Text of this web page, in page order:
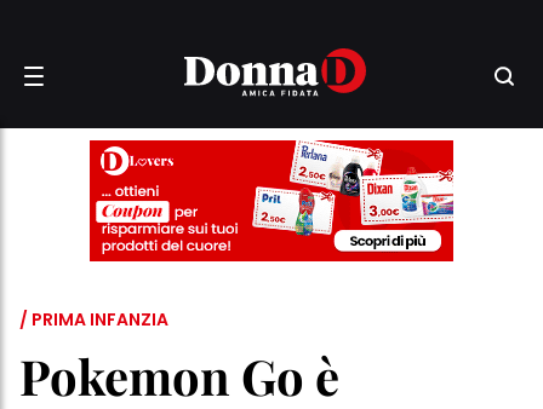
/ PRIMA INFANZIA
Pokemon Go è